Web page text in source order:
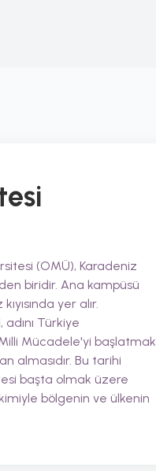
(OMÜ), Karadeniz
biridir. Ana kampüsü
yer alır.
Türkiye
Mücadele'yi başlatmak
almasıdır. Bu tarihi
başta olmak üzere
bölgenin ve ülkenin